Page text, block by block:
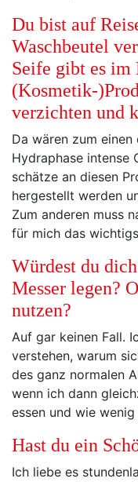
Du bist auf
Waschbeutel
Seife gibt es
(Kosmetik-
verzichten und
Da wären zum
Hydraphase intense
schätze an diesen
hergestellt werden
Zum anderen muss
für mich das
Würdest du
Messer legen?
nutzen?
Auf gar keinen Fall.
verstehen, warum
des ganz normalen
wenn ich dann
essen und wie
Hast du ein
Ich liebe es